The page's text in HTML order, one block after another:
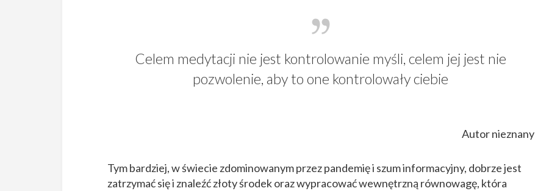
Celem medytacji nie jest kontrolowanie myśli, celem jej jest nie
pozwolenie, aby to one kontrolowały ciebie
Autor nieznany
Tym bardziej, w świecie zdominowanym przez pandemię i szum informacyjny, dobrze jest
zatrzymać się i znaleźć złoty środek oraz wypracować wewnętrzną równowagę, która